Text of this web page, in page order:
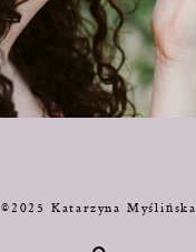
©2025 Katarzyna Myślińska